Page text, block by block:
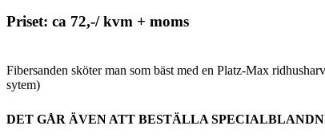
Priset: ca 72,-/ kvm + moms
Fibersanden sköter man som bäst med en Platz-Max
sytem)
DET GÅR ÄVEN ATT BESTÄLLA